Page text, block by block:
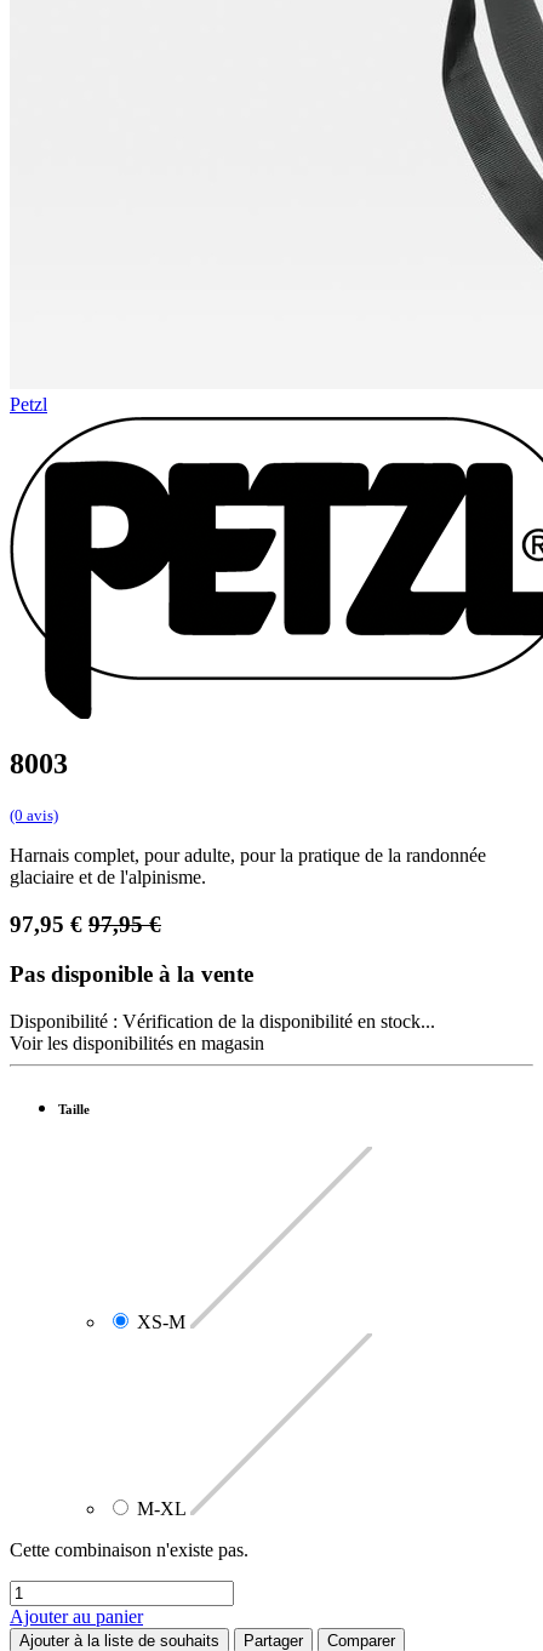
Petzl
8003
(0 avis)
Harnais complet, pour adulte, pour la pratique de la randonnée
glaciaire et de l'alpinisme.
97,95 € 97,95€
Pas disponible à la vente
Disponibilité : Vérification de la disponibilité en stock...
Voir les disponibilités en magasin
Taille
XS-M
M-XL
Cette combinaison n'existe pas.
Ajouter au panier
Ajouter à la liste de souhaits Partager Comparer